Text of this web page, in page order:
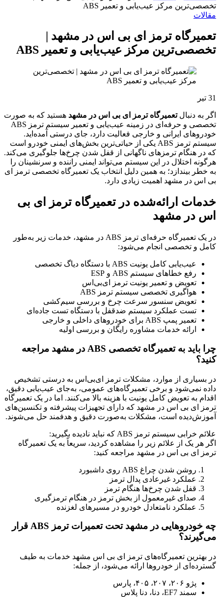
تخصصی‌ترین مرکز عیب‌یابی و تعمیر ABS
مقالات
تعمیرگاه ترمز ای بی اس در مشهد |
تخصصی‌ترین مرکز عیب‌یابی و تعمیر ABS
31 تیر
اگر به دنبالتعمیرگاه ترمز ای بی اس در مشهد هستید که به صورت
تخصصی و حرفه‌ای در زمینه عیب‌یابی و تعمیر سیستم ترمز ABS
خودروهای ایرانی و خارجی فعالیت دارد، جای درستی آمده‌اید.
سیستم ترمز ABS یکی از حیاتی‌ترین بخش‌های ایمنی خودرو است
که در هنگام ترمزهای ناگهانی از قفل شدن چرخ‌ها جلوگیری می‌کند.
هرگونه اختلال در این سیستم می‌تواند ایمنی راننده و سرنشینان را
به خطر بیندازد؛ به همین دلیل انتخاب یک تعمیرگاه تخصصی ترمز ای
بی اس در مشهد اهمیت زیادی دارد.
خدمات ارائه‌شده در تعمیرگاه ترمز ای بی
اس در مشهد
در یک تعمیرگاه حرفه‌ای ترمز ABS در مشهد، خدمات زیر به‌طور
کامل و تخصصی انجام می‌شود:
عیب‌یابی کامل یونیت ABS با دستگاه دیاگ تخصصی
رفع خطاهای سیستم ABS و ESP
تعویض و تعمیر یونیت ترمز ای‌بی‌اس
هواگیری تخصصی سیستم ترمز ABS
تعویض سنسور سرعت چرخ و بررسی سیم‌کشی
تست عملکرد سیستم ضدقفل با دستگاه تست جاده‌ای
تعمیر پمپ ABS برای خودروهای داخلی و خارجی
ارائه خدمات مشاوره رایگان و بررسی اولیه
چرا باید به تعمیرگاه تخصصی ABS در مشهد مراجعه
کنید؟
در بسیاری از موارد، مشکلات ترمز ای‌بی‌اس به درستی تشخیص
داده نمی‌شود و برخی تعمیرگاه‌های عمومی، به‌جای عیب‌یابی دقیق،
اقدام به تعویض کامل یونیت با هزینه بالا می‌کنند. اما در یک تعمیرگاه
ترمز ای بی اس در مشهد که دارای تجهیزات پیشرفته و تکنسین‌های
آموزش‌دیده است، مشکلات به‌صورت دقیق و هدفمند حل می‌شوند.
علائم خرابی سیستم ترمز ABS که نباید نادیده بگیرید:
اگر هر یک از علائم زیر را مشاهده کردید، سریعاً به یک تعمیرگاه
ترمز ای بی اس در مشهد مراجعه کنید:
روشن شدن چراغ ABS روی داشبورد
عملکرد غیرعادی پدال ترمز
قفل شدن چرخ‌ها هنگام ترمز
صدای غیرمعمول از بخش ترمز در هنگام ترمزگیری
عملکرد نامتعادل خودرو در مسیرهای لغزنده
چه خودروهایی در مشهد تحت تعمیرات ترمز ABS قرار
می‌گیرند؟
در بهترین تعمیرگاه‌های ترمز ای بی اس مشهد خدمات به طیف
گسترده‌ای از خودروها ارائه می‌شود، از جمله:
پژو ۲۰۶، ۲۰۷، ۴۰۵، پارس
سمند EF7، دنا، دنا پلاس